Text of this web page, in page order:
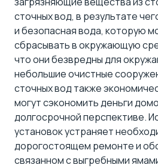
сточных вод, в результате
и безопасная вода, которую
сбрасывать в окружающую
что они безвредны для
небольшие очистные
сточных вод также
могут сэкономить деньги
долгосрочной перспективе.
установок устраняет
дорогостоящем ремонте и
связанном с выгребными